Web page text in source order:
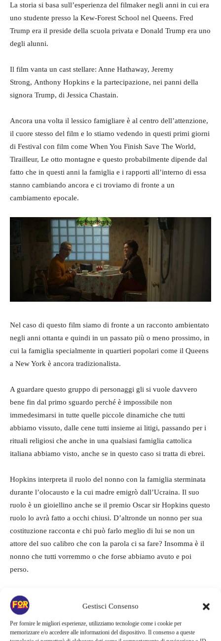
Gestisci Consenso
Per fornire le migliori esperienze, utilizziamo tecnologie come i cookie per
memorizzare e/o accedere alle informazioni del dispositivo. Il consenso a queste
La storia si basa sull’esperienza del filmaker negli anni in cui era
uno studente presso la Kew-Forest School nel Queens. Fred
Trump era il preside della scuola privata e Donald Trump era uno
degli alunni.
Il film vanta un cast stellare: Anne Hathaway, Jeremy
Strong, Anthony Hopkins e la partecipazione, nei panni della
signora Trump, di Jessica Chastain.
Ancora una volta il lessico famigliare è al centro dell’attenzione,
il cuore stesso del film e lo stiamo vedendo in questi primi giorni
di Festival con film come When You Finish Save The World,
Tirailleur, Le otto montagne e questo probabilmente dipende dal
fatto che in questi anni la famiglia e i rapporti all’interno di essa
stanno cambiando ancora e ci troviamo di fronte a un
cambiamento epocale.
Nel caso di questo film siamo di fronte a un racconto ambientato
negli anni ottanta e quindi in un passato più o meno prossimo, in
cui la famiglia specialmente in quartieri popolari come il Queens
a New York è ancora tradizionalista.
A guardare questo gruppo di personaggi gli si vuole davvero
bene fin dal primo sguardo perché è impossibile non
immedesimarsi in tutte quelle piccole dinamiche che tutti
abbiamo vissuto, dalle cene tutti insieme ai litigi, passando per i
rituali religiosi che anche in una qualsiasi famiglia cattolica
italiana abbiamo visto, anche se in questo caso si tratta di ebrei.
Hopkins interpreta il ruolo del nonno con la famiglia sterminata
durante l’olocausto e la cui madre emigrò dall’Ucraina. Il suo
ruolo è un gioiellino anche se il premio Oscar sir Hopkins questo
ruolo lo avrà fatto a occhi chiusi. D’altronde un nonno per sua
costituzione racconta e chi può farlo meglio di lui se non un
attore del suo calibro che con la parola ci sa fare? Insomma è il
nonno che tutti vorremmo o che forse abbiamo avuto e poi
perso.
LEGGI ANCHE->
esordio alla regia di Jesse Eisenberg apre La settimana
internazionale della critica a Cannes. Recensione